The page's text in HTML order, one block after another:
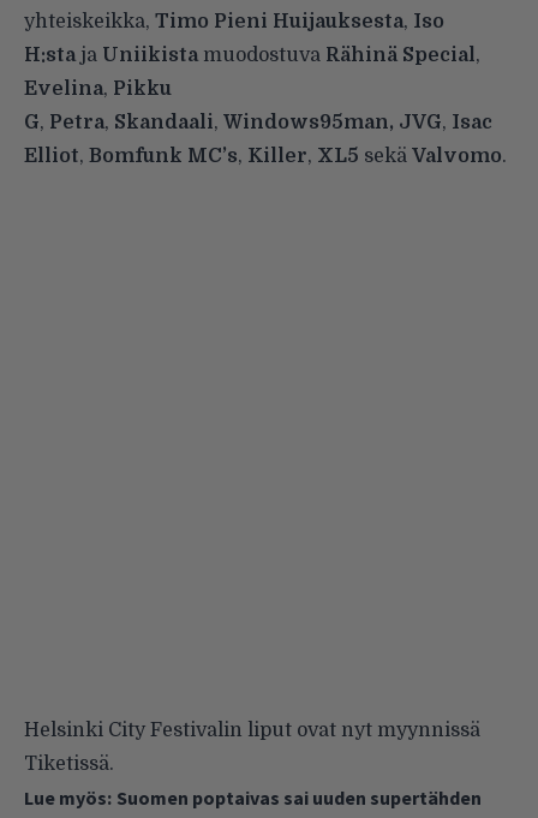
yhteiskeikka, Timo Pieni Huijauksesta, Iso
H:sta ja Uniikista muodostuva Rähinä Special ,
Evelina, Pikku
G, Petra, Skandaali, Windows95man, JVG, Isac
Elliot, Bomfunk MC’s, Killer, XL5 sekä Valvomo.
Helsinki City Festivalin liput ovat nyt myynnissä
Tiketissä.
Lue myös: Suomen poptaivas sai uuden supertähden